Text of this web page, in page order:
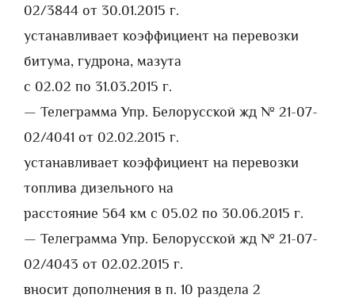
02/3844 от 30.01.2015 г.
устанавливает коэффициент на перевозки
битума, гудрона, мазута
с 02.02 по 31.03.2015 г.
— Телеграмма Упр. Белорусской жд № 21-07-
02/4041 от 02.02.2015 г.
устанавливает коэффициент на перевозки
топлива дизельного на
расстояние 564 км с 05.02 по 30.06.2015 г.
— Телеграмма Упр. Белорусской жд № 21-07-
02/4043 от 02.02.2015 г.
вносит дополнения в п. 10 раздела 2